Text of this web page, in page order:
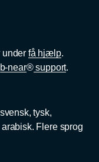
under få hjælp.
b-near®support.
tysk,
Flere sprog